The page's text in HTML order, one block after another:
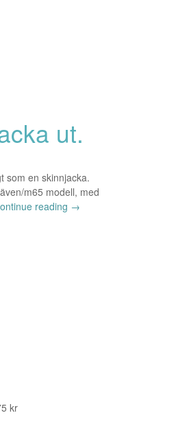
ut.
som en skinnjacka.
m65 modell, med
reading →
kr